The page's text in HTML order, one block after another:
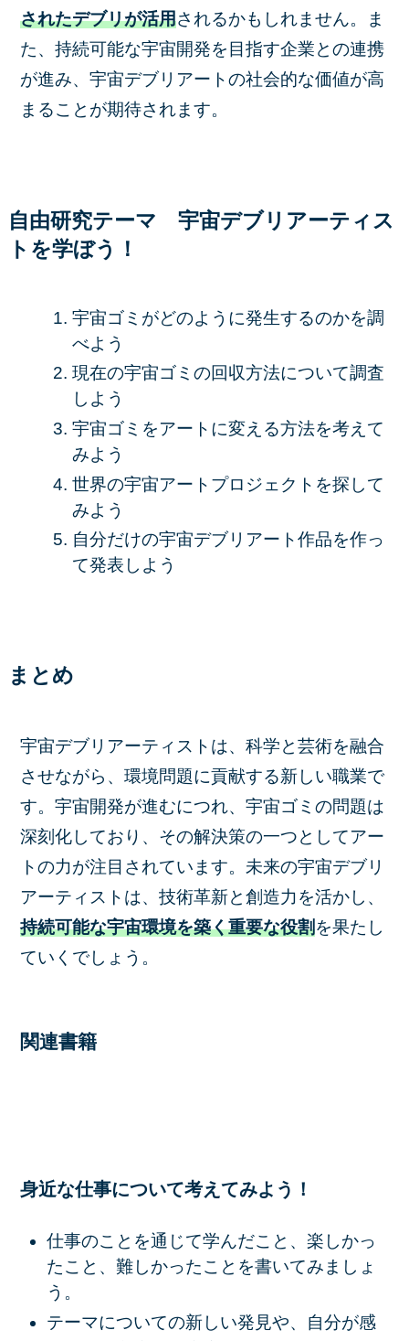
されたデブリが活用されるかもしれません。ま
た、持続可能な宇宙開発を目指す企業との連携
が進み、宇宙デブリアートの社会的な価値が高
まることが期待されます。
自由研究テーマ 宇宙デブリアーティス
ト を学ぼう！
宇宙ゴミがどのように発生するのかを調
べよう
現在の宇宙ゴミの回収方法について調査
しよう
宇宙ゴミをアートに変える方法を考えて
みよう
世界の宇宙アートプロジェクトを探して
みよう
自分だけの宇宙デブリアート作品を作っ
て発表しよう
まとめ
宇宙デブリアーティストは、科学と芸術を融合
させながら、環境問題に貢献する新しい職業で
す。宇宙開発が進むにつれ、宇宙ゴミの問題は
深刻化しており、その解決策の一つとしてアー
トの力が注目されています。未来の宇宙デブリ
アーティストは、技術革新と創造力を活かし、
持続可能な宇宙環境を築く重要な役割を果たし
ていくでしょう。
関連書籍
身近な仕事について考えてみよう！
仕事のことを通じて学んだこと、楽しかっ
たこと、難しかったことを書いてみましょ
う。
テーマについての新しい発見や、自分が感